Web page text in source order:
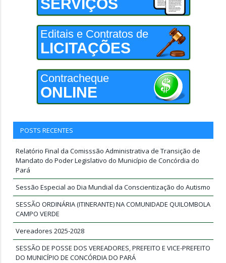
SERVIÇOS
Editais e Contratos de
LICITAÇÕES
Contracheque
ONLINE
POSTS RECENTES
Relatório Final da Comisssão Administrativa de Transição de
Mandato do Poder Legislativo do Município de Concórdia do
Pará
Sessão Especial ao Dia Mundial da Conscientização do Autismo
SESSÃO ORDINÁRIA (ITINERANTE) NA COMUNIDADE QUILOMBOLA
CAMPO VERDE
Vereadores 2025-2028
SESSÃO DE POSSE DOS VEREADORES, PREFEITO E VICE-PREFEITO
DO MUNICÍPIO DE CONCÓRDIA DO PARÁ